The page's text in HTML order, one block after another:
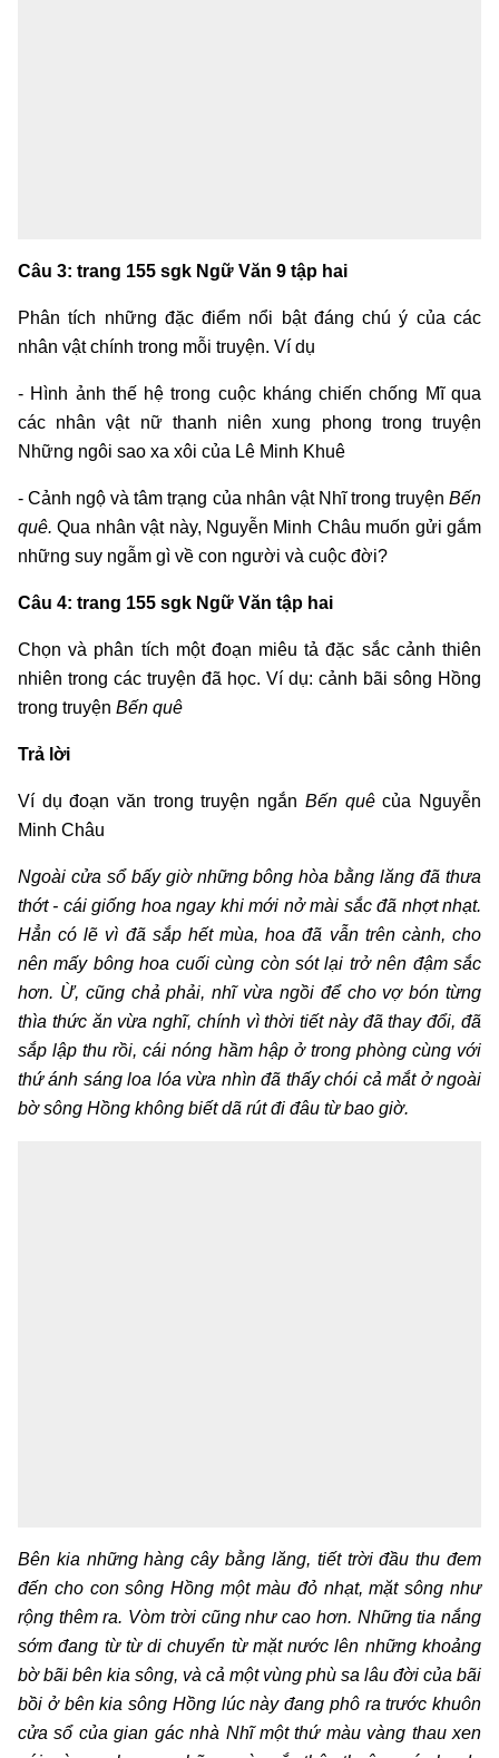
Câu 3: trang 155 sgk Ngữ Văn 9 tập hai
Phân tích những đặc điểm nổi bật đáng chú ý của các
nhân vật chính trong mỗi truyện. Ví dụ
- Hình ảnh thế hệ trong cuộc kháng chiến chống Mĩ qua
các nhân vật nữ thanh niên xung phong trong truyện
Những ngôi sao xa xôi của Lê Minh Khuê
- Cảnh ngộ và tâm trạng của nhân vật Nhĩ trong truyện Bến
quê.Qua nhân vật này, Nguyễn Minh Châu muốn gửi gắm
những suy ngẫm gì về con người và cuộc đời?
Câu 4: trang 155 sgk Ngữ Văn tập hai
Chọn và phân tích một đoạn miêu tả đặc sắc cảnh thiên
nhiên trong các truyện đã học. Ví dụ: cảnh bãi sông Hồng
trong truyện Bến quê
Trả lời
Ví dụ đoạn văn trong truyện ngắn Bến quêcủa Nguyễn
Minh Châu
Ngoài cửa sổ bấy giờ những bông hòa bằng lăng đã thưa
thớt - cái giống hoa ngay khi mới nở mài sắc đã nhợt nhạt.
Hẳn có lẽ vì đã sắp hết mùa, hoa đã vẫn trên cành, cho
nên mấy bông hoa cuối cùng còn sót lại trở nên đậm sắc
hơn. Ừ, cũng chả phải, nhĩ vừa ngồi để cho vợ bón từng
thìa thức ăn vừa nghĩ, chính vì thời tiết này đã thay đổi, đã
sắp lập thu rồi, cái nóng hầm hập ở trong phòng cùng với
thứ ánh sáng loa lóa vừa nhìn đã thấy chói cả mắt ở ngoài
bờ sông Hồng không biết dã rút đi đâu từ bao giờ.
Bên kia những hàng cây bằng lăng, tiết trời đầu thu đem
đến cho con sông Hồng một màu đỏ nhạt, mặt sông như
rộng thêm ra. Vòm trời cũng như cao hơn. Những tia nắng
sớm đang từ từ di chuyển từ mặt nước lên những khoảng
bờ bãi bên kia sông, và cả một vùng phù sa lâu đời của bãi
bồi ở bên kia sông Hồng lúc này đang phô ra trước khuôn
cửa sổ của gian gác nhà Nhĩ một thứ màu vàng thau xen